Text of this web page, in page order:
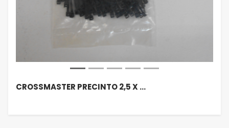
CROSSMASTER PRECINTO 2,5 X …